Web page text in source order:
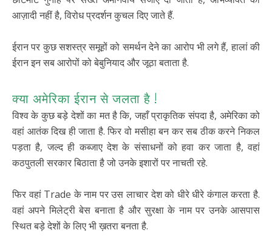
आज़ादी नहीं है, विरोध प्रदर्शन कुचल दिए जाते हैं.
ईरान पर कुछ सशस्त्र समूहों को समर्थन देने का आरोप भी लगे हैं, हालां की
ईरान इन सब आरोपों को बेबुनियाद और जूठा बताता है.
क्या अमेरिका ईरान से जलता है !
विश्व के कुछ बड़े देशों का मत है कि, जहाँ प्राकृतिक संपदा है, अमेरिका को
वहां आतंक दिख ही जाता है. फिर वो मसीहा बन कर सब ठीक करने निकल
पड़ता है, जल्द ही कब्जाए देश के संसाधनों को हवा कर जाता है, वहां
कठपुतली सरकार बिठाता है जो उनके इशारों पर नाचती रहे.
फिर वहां Trade के नाम पर उस लाचार देश को धीरे धीरे कंगाल करता है.
वहां अपने मिलेट्री बेस बनाता है और सुरक्षा के नाम पर उनके आसपास
स्थित बड़े देशों के लिए भी ख़तरा बनता है.